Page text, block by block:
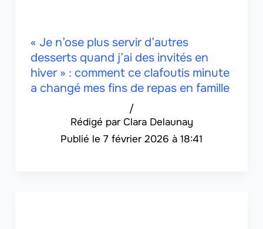
« Je n’ose plus servir d’autres
desserts quand j’ai des invités en
hiver » : comment ce clafoutis minute
a changé mes fins de repas en famille
Clara Delaunay
/
7 février 2026 à 18:41